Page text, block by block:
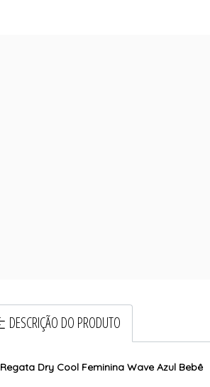
DESCRIÇÃO DO PRODUTO
Regata Dry Cool Feminina Wave Azul Bebê